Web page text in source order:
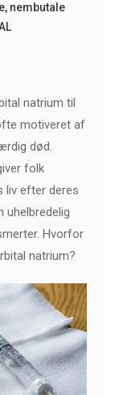
, nembutale
natrium til
motiveret af
død.
folk
liv efter deres
uhelbredelig
Hvorfor
natrium?